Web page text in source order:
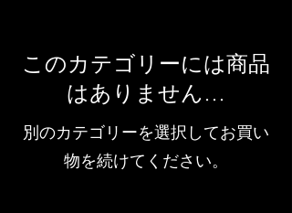
このカテゴリーには商品
はありません…
別のカテゴリーを選択してお買い
物を続けてください。